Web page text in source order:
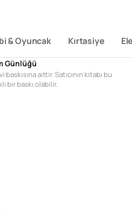
& Oyuncak Kırtasiye
Günlüğü
baskısına aittir. Satıcının kitabı bu
bir baskı olabilir.